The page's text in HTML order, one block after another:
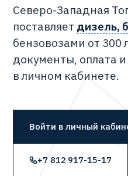
Северо-Западная
поставляет дизель,
бензовозами от 300
документы, оплата
в личном кабинете.
Войти в личный
+7 812 917-15-17